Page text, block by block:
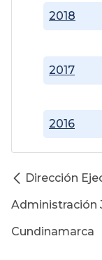
2016
2017
2018
Dirección
Administración
Cundinamarca